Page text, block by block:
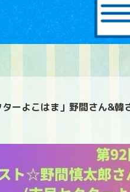
ーよこはま」野間さん&